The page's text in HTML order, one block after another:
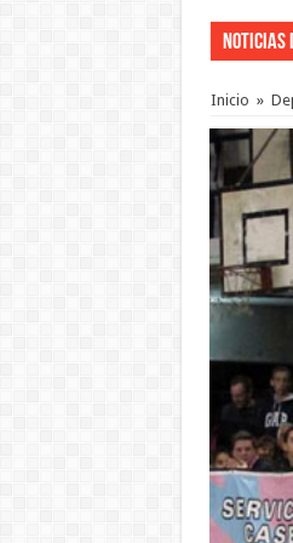
Noticias
Inicio »